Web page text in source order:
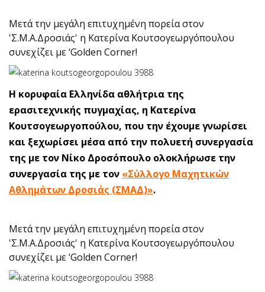
Μετά την μεγάλη επιτυχημένη πορεία στον
'Σ.Μ.Α.Δροσιάς' η Κατερίνα Κουτσογεωργόπουλου
συνεχίζει με ‘Golden Corner!
Η κορυφαία Ελληνίδα αθλήτρια της
ερασιτεχνικής πυγμαχίας, η Κατερίνα
Κουτσογεωργοπούλου, που την έχουμε γνωρίσει
και ξεχωρίσει μέσα από την πολυετή συνεργασία
της με τον Νίκο Δροσόπουλο ολοκλήρωσε την
συνεργασία της με τον «Σύλλογο Μαχητικών
Αθλημάτων Δροσιάς (ΣΜΑΔ)».
Μετά την μεγάλη επιτυχημένη πορεία στον
'Σ.Μ.Α.Δροσιάς' η Κατερίνα Κουτσογεωργόπουλου
συνεχίζει με ‘Golden Corner!